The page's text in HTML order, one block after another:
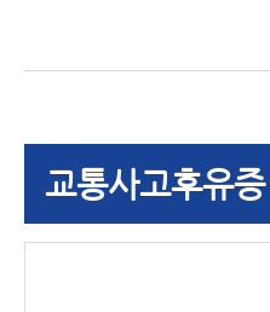
교통사고후유